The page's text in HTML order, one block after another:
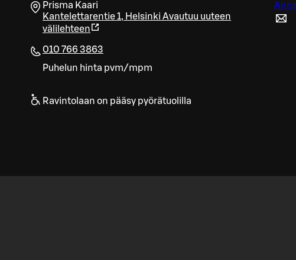
Prisma Kaari
Kantelettarentie 1, Helsinki Avautuu uuteen
välilehteen
010 766 3863
Puhelun hinta pvm/mpm
Ravintolaan on pääsy pyörätuolilla